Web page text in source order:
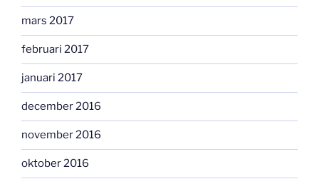
mars 2017
februari 2017
januari 2017
december 2016
november 2016
oktober 2016